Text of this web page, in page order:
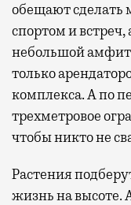
обещают сделать
спортом и
небольшой
только
комплекса. А по
трехметровое
чтобы никто не
Растения
жизнь на высоте.